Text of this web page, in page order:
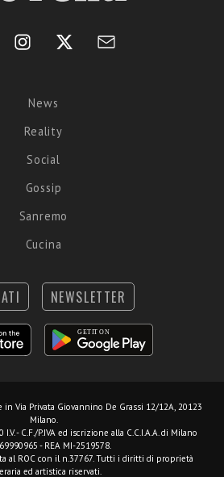
News
Reality
Social
Gossip
Sanremo
Cucina
NEWSLETTER
in Via Privata Giovannino De Grassi 12/12A, 20123
Milano.
- C.F./P.IVA ed iscrizione alla C.C.I.A.A. di Milano
- REA MI-2519578.
al ROC con il n.37767. Tutti i diritti di proprietà
ed artistica riservati.